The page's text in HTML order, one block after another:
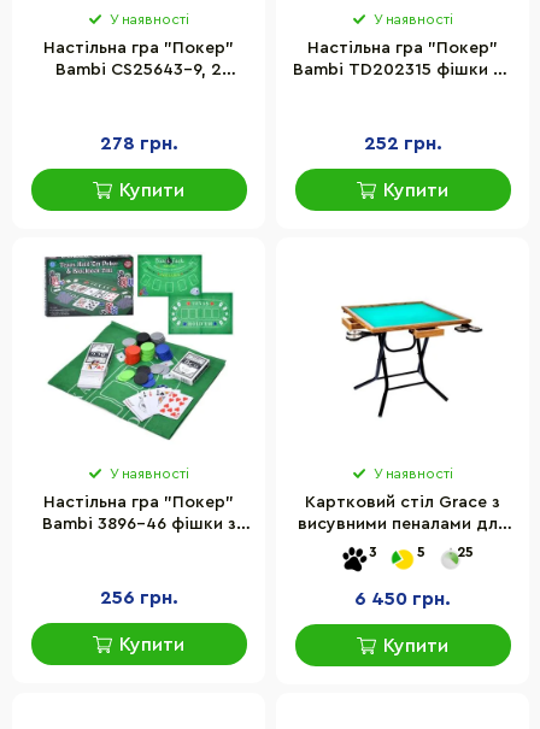
У наявності
Настільна гра "Покер"
Bambi CS25643-9, 2
278 грн.
Купити
У наявності
Настільна гра "Покер"
Bambi TD202315 фішки 80
252 грн.
Купити
У наявності
Настільна гра "Покер"
Bambi 3896-46 фішки з
256 грн.
Купити
У наявності
Картковий стіл Grace з
висувними пеналами для
фішок та карт
3 5 25
6 450 грн.
Купити